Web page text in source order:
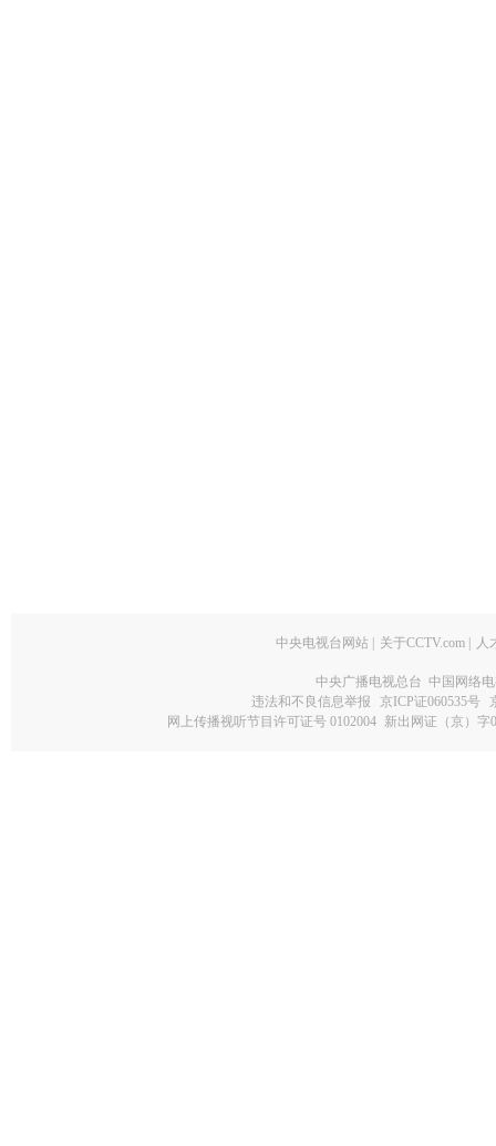
中央电视台网站 关于CCTV.com 人
中央广播电视总台 中国网络
违法和不良信息举报
京ICP证060535号
网上传播视听节目许可证号 0102004 新出网证（京）